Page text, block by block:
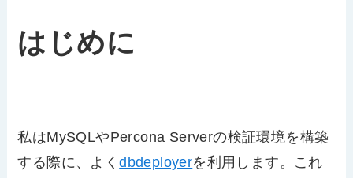
はじめに
私はMySQLやPercona Serverの検証環境を構築
する際に、よくdbdeployerを利用します。これ